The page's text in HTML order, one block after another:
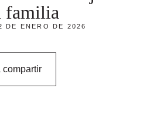
familia
DE ENERO DE 2026
compartir